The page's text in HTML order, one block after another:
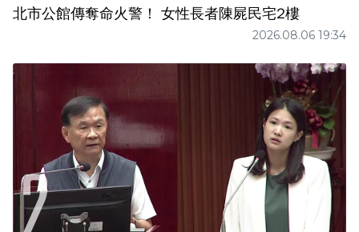
北市公館傳奪命火警！ 女性長者陳屍民宅2樓
2026.08.06 19:34